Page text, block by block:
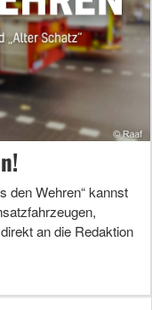
den Wehren“ kannst
an die Redaktion